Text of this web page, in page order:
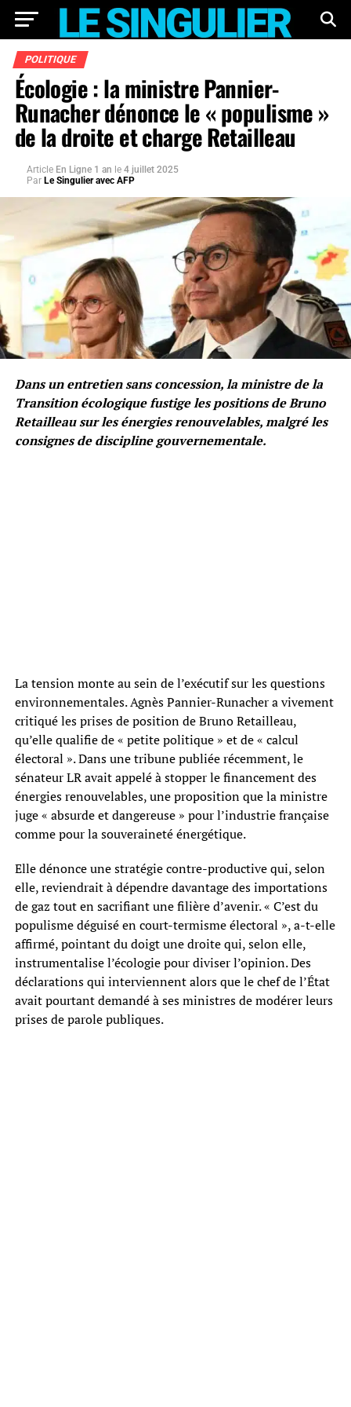
POLITIQUE
Écologie : la ministre Pannier-
Runacher dénonce le « populisme »
de la droite et charge Retailleau
Article En Ligne 1 an le 4 juillet 2025
Par Le Singulier avec AFP
Dans un entretien sans concession, la ministre de la
Transition écologique fustige les positions de Bruno
Retailleau sur les énergies renouvelables, malgré les
consignes de discipline gouvernementale.
La tension monte au sein de l’exécutif sur les questions
environnementales. Agnès Pannier-Runacher a vivement
critiqué les prises de position de Bruno Retailleau,
qu’elle qualifie de « petite politique » et de « calcul
électoral ». Dans une tribune publiée récemment, le
sénateur LR avait appelé à stopper le financement des
énergies renouvelables, une proposition que la ministre
juge « absurde et dangereuse » pour l’industrie française
comme pour la souveraineté énergétique.
Elle dénonce une stratégie contre-productive qui, selon
elle, reviendrait à dépendre davantage des importations
de gaz tout en sacrifiant une filière d’avenir. « C’est du
populisme déguisé en court-termisme électoral », a-t-elle
affirmé, pointant du doigt une droite qui, selon elle,
instrumentalise l’écologie pour diviser l’opinion. Des
déclarations qui interviennent alors que le chef de l’État
avait pourtant demandé à ses ministres de modérer leurs
prises de parole publiques.